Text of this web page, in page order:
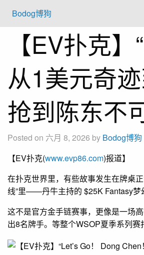
Bodog博狗
【EV扑克
从1美元奇
抢到陈东不
Posted on 六月 8, 2026 by Bodog博狗
【EV扑克(www.evp86.com)报道】
在扑克世界里，有些故事发生在牌桌
线”里——丹牛主持的 $25K Fantasy梦
这不是官方金手链赛事，更像是一场
出8名牌手。等整个WSOP夏季系列赛